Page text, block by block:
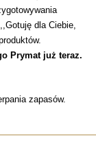
dla Ciebie,
Prymat już teraz.
zapasów.